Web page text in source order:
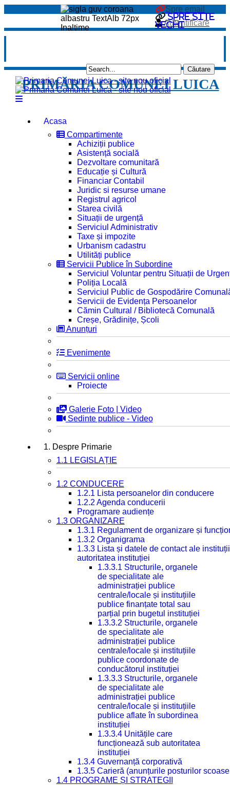
Spre site
vechi
Spre email
Autentificare
PRIMĂRIA COMUNEI LUICA
Acasa
Compartimente
Achiziții publice
Asistență socială
Dezvoltare comunitară
Educație și Cultură
Financiar Contabil
Juridic si resurse umane
Registrul agricol
Starea civilă
Situații de urgență
Serviciul Administrativ
Taxe și impozite
Urbanism cadastru
Utilități publice
Servicii Publice în Subordine
Serviciul Voluntar pentru Situații de
Poliția Locală
Serviciul Public de Gospodărire
Servicii de Evidența Persoanelor
Cămin Cultural / Bibliotecă Comunală
Creșe, Grădinițe, Școli
Anunțuri
Evenimente
Servicii online
Proiecte
Galerie Foto | Video
Sedinte publice - Video
1. Despre Primarie
1.1 LEGISLAȚIE
1.2 CONDUCERE
1.2.1 Lista persoanelor din conducere
1.2.2 Agenda conducerii
Programare audiențe
1.3 ORGANIZARE
1.3.1 Regulament de organizare și
1.3.2 Organigrama
1.3.3 Lista și datele de contact ale
autoritatea instituției
1.3.3.1 Structurile, organele
de specialitate ale
administrației publice
centrale/locale și instituțiile
publice finanțate total sau
parțial prin bugetul instituției
1.3.3.2 Structurile, organele
de specialitate ale
administrației publice
centrale/locale și instituțiile
publice coordonate de
conducătorul instituției
1.3.3.3 Structurile, organele
de specialitate ale
administrației publice
centrale/locale și instituțiile
publice aflate în subordinea
instituției
1.3.3.4 Unitățile care
funcționează sub autoritatea
instituției
1.3.4 Guvernanță corporativă
1.3.5 Carieră (anunțurile posturilor
1.4 PROGRAME ȘI STRATEGII